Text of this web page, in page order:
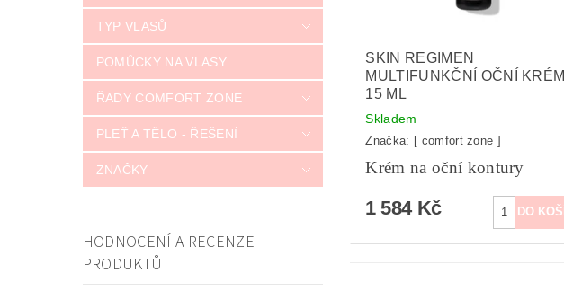
TYP VLASŮ
POMŮCKY NA VLASY
ŘADY COMFORT ZONE
PLEŤ A TĚLO - ŘEŠENÍ
ZNAČKY
HODNOCENÍ A RECENZE
PRODUKTŮ
SKIN REGIMEN
MULTIFUNKČNÍ OČNÍ KRÉM
15 ML
Skladem
Značka: [ comfort zone ]
Krém na oční kontury
1 584 Kč